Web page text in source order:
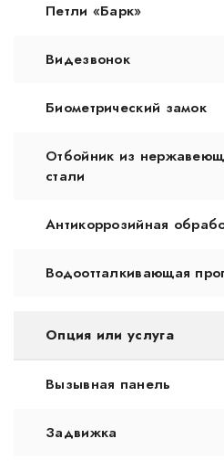
Петли «Барк»
Видезвонок
Биометрический замок
Отбойник из
стали
Антикоррозийная
Водоотталкивающая
Опция или услуга
Вызывная панель
Задвижка